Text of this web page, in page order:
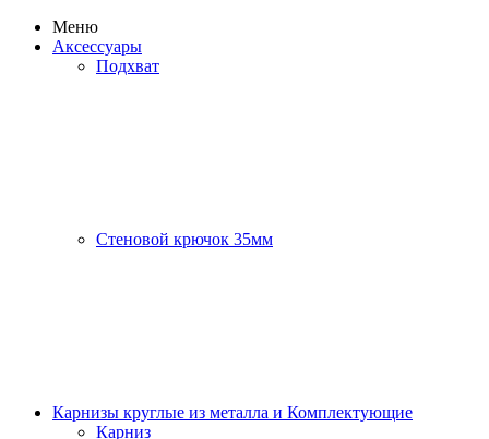
Меню
Аксессуары
Подхват
Стеновой крючок 35мм
Карнизы круглые из металла и Комплектующие
Карниз